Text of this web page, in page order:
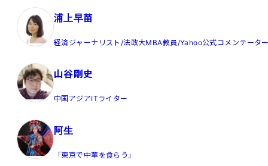
浦上早苗
経済ジャーナリスト/法政大MBA教員/Yahoo公式コメンテータ
山谷剛史
中国アジアITライター
阿生
「東京で中華を食らう」